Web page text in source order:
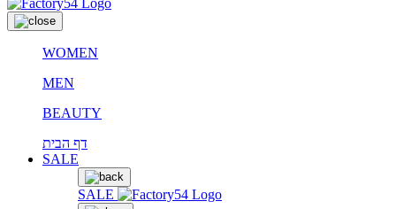
WOMEN
MEN
BEAUTY
דף הבית
SALE
SALE